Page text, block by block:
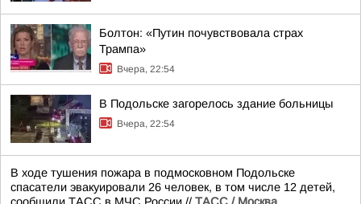
Болтон: «Путин почувствовала страх
Трампа»
Вчера, 22:54
В Подольске загорелось здание больницы
Вчера, 22:54
В ходе тушения пожара в подмосковном Подольске
спасатели эвакуировали 26 человек, в том числе 12 детей,